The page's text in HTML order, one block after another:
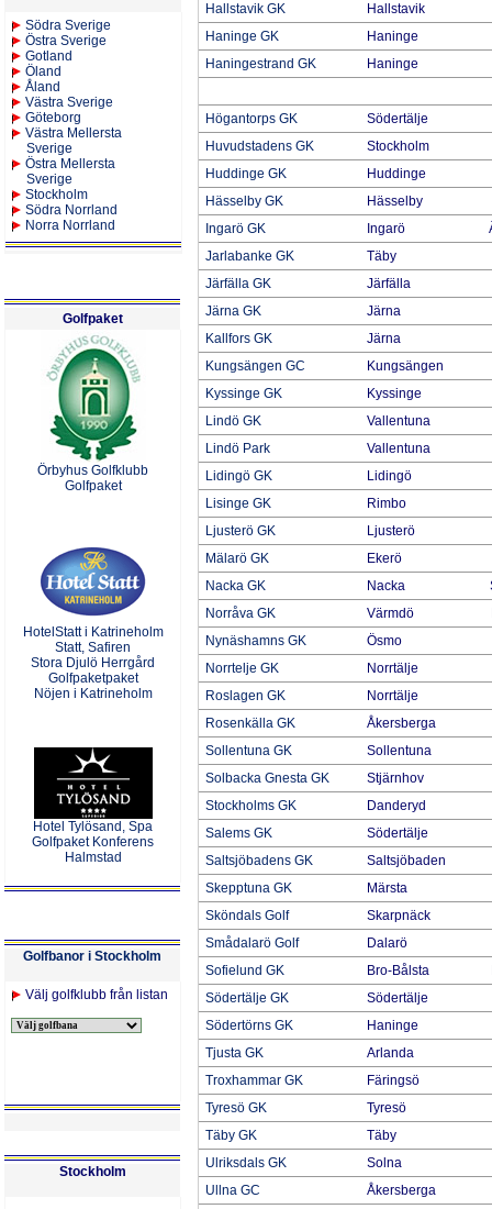
Södra Sverige
Östra Sverige
Gotland
Öland
Åland
Västra Sverige
Göteborg
Västra Mellersta
Sverige
Östra Mellersta
Sverige
Stockholm
Södra Norrland
Norra Norrland
Golfpaket
Örbyhus Golfklubb
Golfpaket
HotelStatt i Katrineholm
Statt, Safiren
Stora Djulö Herrgård
Golfpaketpaket
Nöjen i Katrineholm
Hotel Tylösand, Spa
Golfpaket Konferens
Halmstad
Golfbanor i Stockholm
Välj golfklubb från listan
Stockholm
Hallstavik GK
Hallstavik
Haninge GK
Haninge
Haningestrand GK
Haninge
Högantorps GK
Södertälje
Huvudstadens GK
Stockholm
Huddinge GK
Huddinge
Hässelby GK
Hässelby
Ingarö GK
Ingarö
Jarlabanke GK
Täby
Järfälla GK
Järfälla
Järna GK
Järna
Kallfors GK
Järna
Kungsängen GC
Kungsängen
Kyssinge GK
Kyssinge
Lindö GK
Vallentuna
Lindö Park
Vallentuna
Lidingö GK
Lidingö
Lisinge GK
Rimbo
Ljusterö GK
Ljusterö
Mälarö GK
Ekerö
Nacka GK
Nacka
Norråva GK
Värmdö
Nynäshamns GK
Ösmo
Norrtelje GK
Norrtälje
Roslagen GK
Norrtälje
Rosenkälla GK
Åkersberga
Sollentuna GK
Sollentuna
Solbacka Gnesta GK
Stjärnhov
Stockholms GK
Danderyd
Salems GK
Södertälje
Saltsjöbadens GK
Saltsjöbaden
Skepptuna GK
Märsta
Sköndals Golf
Skarpnäck
Smådalarö Golf
Dalarö
Sofielund GK
Bro-Bålsta
Södertälje GK
Södertälje
Södertörns GK
Haninge
Tjusta GK
Arlanda
Troxhammar GK
Färingsö
Tyresö GK
Tyresö
Täby GK
Täby
Ulriksdals GK
Solna
Ullna GC
Åkersberga